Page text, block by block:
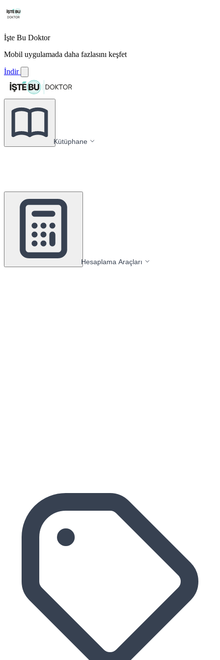
İşte Bu Doktor
Mobil uygulamada daha fazlasını keşfet
İndir
Kütüphane
Hesaplama Araçları